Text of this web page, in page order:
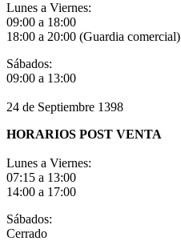
Lunes a Viernes:
09:00 a 18:00
18:00 a 20:00 (Guardia comercial)
Sábados:
09:00 a 13:00
24 de Septiembre 1398
HORARIOS POST VENTA
Lunes a Viernes:
07:15 a 13:00
14:00 a 17:00
Sábados:
Cerrado